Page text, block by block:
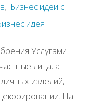
, Бизнес идеи с
идея
Услугами
лица, а
изделий,
На